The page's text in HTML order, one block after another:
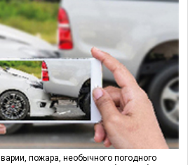
пожара, необычного погодного